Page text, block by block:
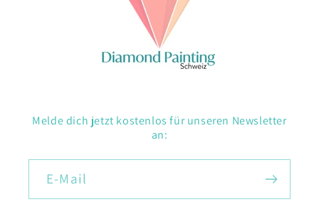
Melde dich jetzt kostenlos für unseren Newsletter
an:
E-Mail